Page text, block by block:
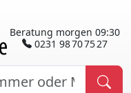
Beratung morgen 09:30
0231 98 70 75 27